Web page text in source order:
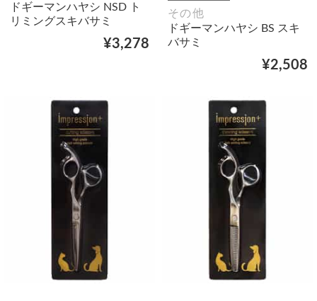
ドギーマンハヤシ NSD ト
リミングスキバサミ
¥3,278
その他
ドギーマンハヤシ BS スキ
バサミ
¥2,508